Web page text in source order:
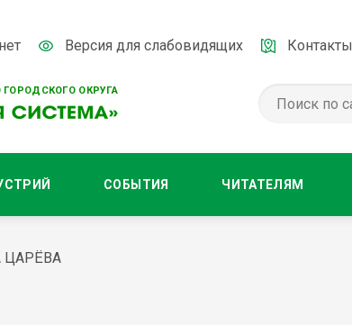
ОКРУГА
Версия для слабовидящих Контакты
СОБЫТИЯ ЧИТАТЕЛЯМ